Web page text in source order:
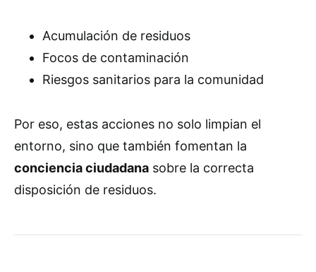
Acumulación de residuos
Focos de contaminación
Riesgos sanitarios para la comunidad
Por eso, estas acciones no solo limpian el
entorno, sino que también fomentan la
conciencia ciudadana sobre la correcta
disposición de residuos.